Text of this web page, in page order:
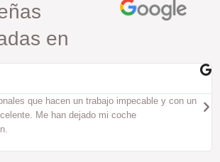
en
que hacen un trabajo impecable y con un
Me han dejado mi coche